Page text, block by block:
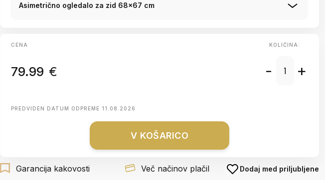
Asimetrično ogledalo za zid 68x67 cm
CENA
79.99 €
KOLIČINA:
- +
PREDVIDEN DATUM ODPREME 11.08.2026
V KOŠARICO
Garancija kakovosti Več načinov plačil Dodaj med priljubljene